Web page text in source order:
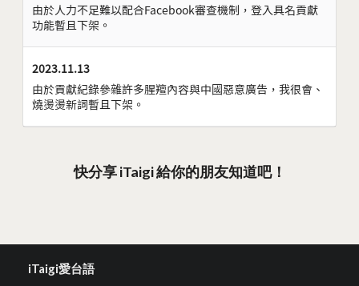
由於人力不足難以配合Facebook審查機制，登入具名貢獻
功能暫且下架。
2023.11.13
由於貢獻紀錄參雜許多腥羶內容與中國惡意廣告，我很會、
燒燙燙新詞暫且下架。
快分享 iTaigi 給你的朋友知道吧！
iTaigi愛台語